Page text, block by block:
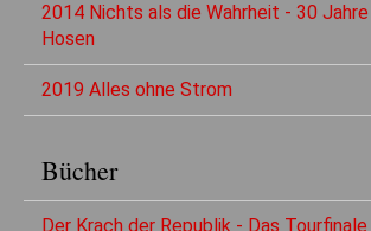
2014 Nichts als die Wahrheit - 30
Hosen
2019 Alles ohne Strom
Bücher
Der Krach der Republik - Das Tourfinale